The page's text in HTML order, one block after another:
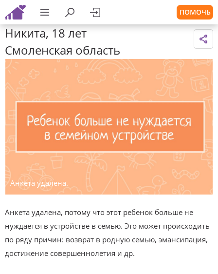
ПОМОЧЬ
Никита, 18 лет
Смоленская область
Анкета удалена.
Анкета удалена, потому что этот ребенок больше не
нуждается в устройстве в семью. Это может происходить
по ряду причин: возврат в родную семью, эмансипация,
достижение совершеннолетия и др.